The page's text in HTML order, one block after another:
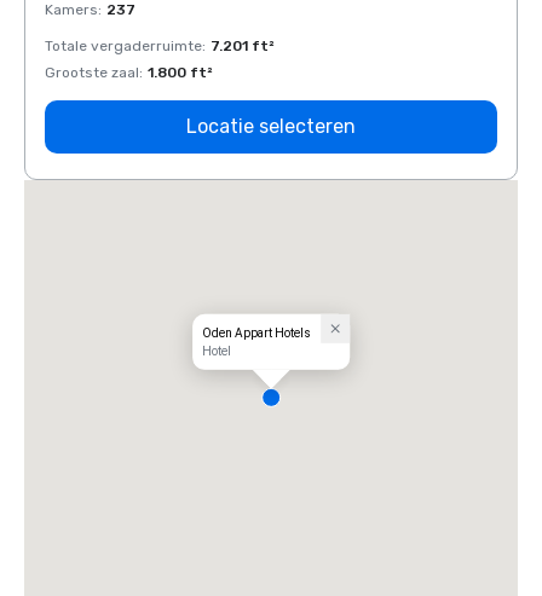
Kamers: 237
Totale vergaderruimte: 7.201 ft²
Grootste zaal: 1.800 ft²
Locatie selecteren
Oden Appart Hotels
Hotel